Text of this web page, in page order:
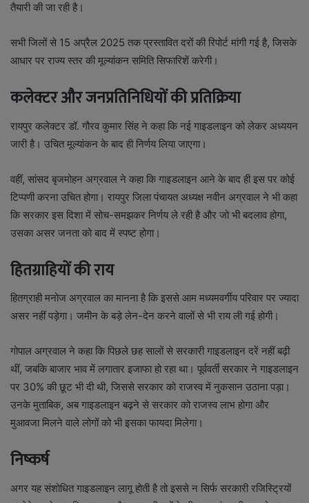
तैयारी की जा रही है।
सभी जिलों से 15 अप्रैल 2025 तक प्रस्तावित दरों की रिपोर्ट मांगी गई है, जिसके
आधार पर राज्य स्तर की मूल्यांकन समिति सिफारिशें करेगी।
कलेक्टर और जनप्रतिनिधियों की प्रतिक्रिया
रायपुर कलेक्टर डॉ. गौरव कुमार सिंह ने कहा कि नई गाइडलाइन को लेकर अध्ययन
जारी है। उचित मूल्यांकन के बाद ही निर्णय लिया जाएगा।
वहीं, सांसद बृजमोहन अग्रवाल ने कहा कि गाइडलाइन आने के बाद ही इस पर कोई
टिप्पणी करना उचित होगा। रायपुर जिला पंचायत अध्यक्ष नवीन अग्रवाल ने भी कहा
कि सरकार इस दिशा में सोच-समझकर निर्णय ले रही है और जो भी बदलाव होगा,
उसका असर जनता को बाद में स्पष्ट होगा।
हितग्राहियों की राय
हितग्राही मनोज अग्रवाल का मानना है कि इससे आम मध्यमवर्गीय परिवार पर ज्यादा
असर नहीं पड़ेगा। जमीन के बड़े लेन-देन करने वालों से भी राय ली गई होगी।
गोपाल अग्रवाल ने कहा कि पिछले छह सालों से सरकारी गाइडलाइन दरें नहीं बढ़ी
थीं, जबकि बाजार भाव में लगातार इजाफा हो रहा था। पूर्ववर्ती सरकार ने गाइडलाइन
पर 30% की छूट भी दी थी, जिससे सरकार को राजस्व में नुकसान उठाना पड़ा।
उनके मुताबिक, अब गाइडलाइन बढ़ने से सरकार को राजस्व लाभ होगा और
मुआवजा मिलने वाले लोगों को भी इसका फायदा मिलेगा।
निष्कर्ष
अगर यह संशोधित गाइडलाइन लागू होती है तो इससे न सिर्फ सरकारी रजिस्ट्रियों